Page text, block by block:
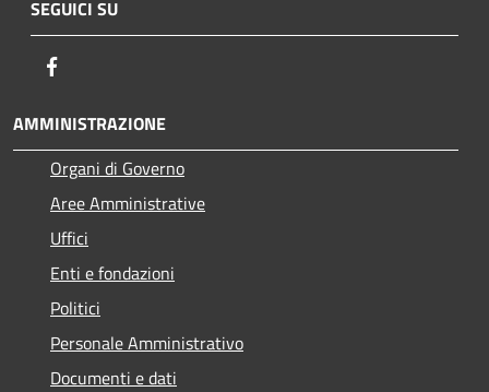
SEGUICI SU
AMMINISTRAZIONE
Organi di Governo
Aree Amministrative
Uffici
Enti e fondazioni
Politici
Personale Amministrativo
Documenti e dati